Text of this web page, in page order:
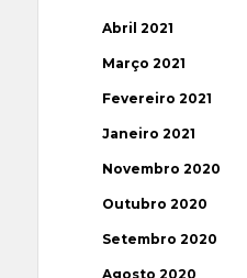
Abril 2021
Março 2021
Fevereiro 2021
Janeiro 2021
Novembro 2020
Outubro 2020
Setembro 2020
Agosto 2020